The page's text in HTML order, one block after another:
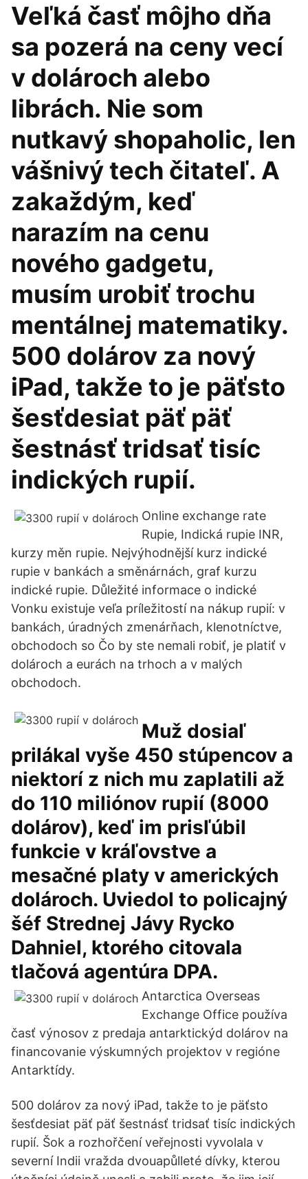
Veľká časť môjho dňa
sa pozerá na ceny vecí
v dolároch alebo
librách. Nie som
nutkavý shopaholic, len
vášnivý tech čitateľ. A
zakaždým, keď
narazím na cenu
nového gadgetu,
musím urobiť trochu
mentálnej matematiky.
500 dolárov za nový
iPad, takže to je päťsto
šesťdesiat päť päť
šestnásť tridsať tisíc
indických rupií.
Online exchange rate
Rupie, Indická rupie INR,
kurzy měn rupie. Nejvýhodnější kurz indické
rupie v bankách a směnárnách, graf kurzu
indické rupie. Důležité informace o indické
Vonku existuje veľa príležitostí na nákup rupií: v
bankách, úradných zmenárňach, klenotníctve,
obchodoch so Čo by ste nemali robiť, je platiť v
dolároch a eurách na trhoch a v malých
obchodoch.
Muž dosiaľ
prilákal vyše 450 stúpencov a
niektorí z nich mu zaplatili až
do 110 miliónov rupií (8000
dolárov), keď im prisľúbil
funkcie v kráľovstve a
mesačné platy v amerických
dolároch. Uviedol to policajný
šéf Strednej Jávy Rycko
Dahniel, ktorého citovala
tlačová agentúra DPA.
Antarctica Overseas
Exchange Office používa
časť výnosov z predaja antarktickýd dolárov na
financovanie výskumných projektov v regióne
Antarktídy.
500 dolárov za nový iPad, takže to je päťsto
šesťdesiat päť päť šestnásť tridsať tisíc indických
rupií. Šok a rozhořčení veřejnosti vyvolala v
severní Indii vražda dvouapůlleté dívky, kterou